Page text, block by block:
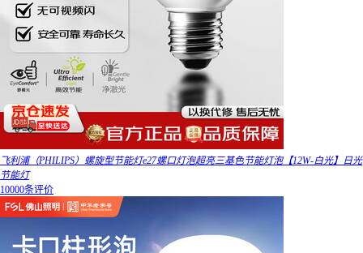
飞利浦（PHILIPS）螺旋型节能灯e27螺口灯泡超亮三基色节能灯泡【12W-白光】日光
节能灯
10000条评价